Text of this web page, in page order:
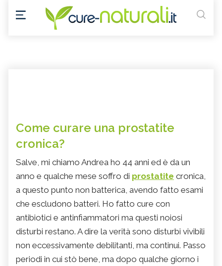
Come curare una prostatite
cronica?
Salve, mi chiamo Andrea ho 44 anni ed è da un
anno e qualche mese soffro di prostatite cronica,
a questo punto non batterica, avendo fatto esami
che escludono batteri. Ho fatto cure con
antibiotici e antinfiammatori ma questi noiosi
disturbi restano. A dire la verità sono disturbi vivibili
non eccessivamente debilitanti, ma continui. Passo
periodi in cui stò bene, ma dopo qualche giorno i